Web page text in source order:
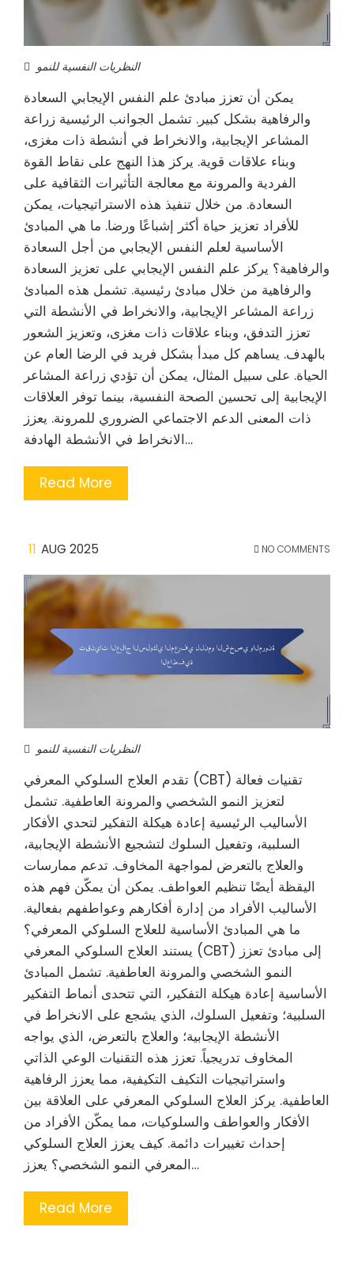
النظريات النفسية للنمو
يمكن أن تعزز مبادئ علم النفس الإيجابي السعادة
والرفاهية بشكل كبير. تشمل الجوانب الرئيسية زراعة
المشاعر الإيجابية، والانخراط في أنشطة ذات مغزى،
وبناء علاقات قوية. يركز هذا النهج على نقاط القوة
الفردية والمرونة مع معالجة التأثيرات الثقافية على
السعادة. من خلال تنفيذ هذه الاستراتيجيات، يمكن
للأفراد تعزيز حياة أكثر إشباعًا ورضا. ما هي المبادئ
الأساسية لعلم النفس الإيجابي من أجل السعادة
والرفاهية؟ يركز علم النفس الإيجابي على تعزيز السعادة
والرفاهية من خلال مبادئ رئيسية. تشمل هذه المبادئ
زراعة المشاعر الإيجابية، والانخراط في الأنشطة التي
تعزز التدفق، وبناء علاقات ذات مغزى، وتعزيز الشعور
بالهدف. يساهم كل مبدأ بشكل فريد في الرضا العام عن
الحياة. على سبيل المثال، يمكن أن تؤدي زراعة المشاعر
الإيجابية إلى تحسين الصحة النفسية، بينما توفر العلاقات
ذات المعنى الدعم الاجتماعي الضروري للمرونة. يعزز
الانخراط في الأنشطة الهادفة…
Read More
11 AUG 2025 NO COMMENTS
النظريات النفسية للنمو
تقدم العلاج السلوكي المعرفي (CBT) تقنيات فعالة
لتعزيز النمو الشخصي والمرونة العاطفية. تشمل
الأساليب الرئيسية إعادة هيكلة التفكير لتحدي الأفكار
السلبية، وتفعيل السلوك لتشجيع الأنشطة الإيجابية،
والعلاج بالتعرض لمواجهة المخاوف. تدعم ممارسات
اليقظة أيضًا تنظيم العواطف. يمكن أن يمكّن فهم هذه
الأساليب الأفراد من إدارة أفكارهم وعواطفهم بفعالية.
ما هي المبادئ الأساسية للعلاج السلوكي المعرفي؟
يستند العلاج السلوكي المعرفي (CBT) إلى مبادئ تعزز
النمو الشخصي والمرونة العاطفية. تشمل المبادئ
الأساسية إعادة هيكلة التفكير، التي تتحدى أنماط التفكير
السلبية؛ وتفعيل السلوك، الذي يشجع على الانخراط في
الأنشطة الإيجابية؛ والعلاج بالتعرض، الذي يواجه
المخاوف تدريجياً. تعزز هذه التقنيات الوعي الذاتي
واستراتيجيات التكيف التكيفية، مما يعزز الرفاهية
العاطفية. يركز العلاج السلوكي المعرفي على العلاقة بين
الأفكار والعواطف والسلوكيات، مما يمكّن الأفراد من
إحداث تغييرات دائمة. كيف يعزز العلاج السلوكي
المعرفي النمو الشخصي؟ يعزز…
Read More